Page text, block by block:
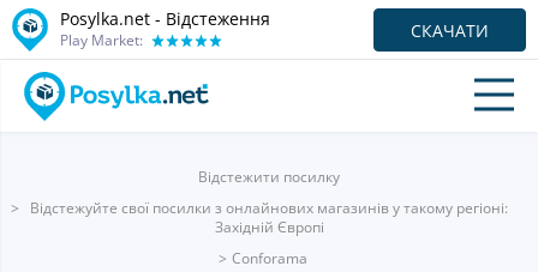
Posylka.net - Відстеження
Play Market: СКАЧАТИ
Відстежити посилку
Відстежуйте свої посилки з онлайнових магазинів у такому регіоні:
Західній Європі
Conforama